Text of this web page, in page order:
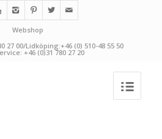
Webshop
27 00/Lidköping:+46 (0) 510-48 55 50
+46 (0)31 780 27 20